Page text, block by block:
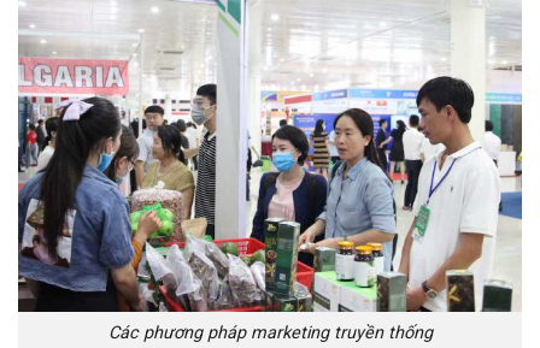
Các phương pháp marketing truyền thống